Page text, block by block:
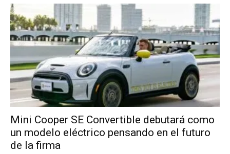
Mini Cooper SE Convertible debutará como
un modelo eléctrico pensando en el futuro
de la firma